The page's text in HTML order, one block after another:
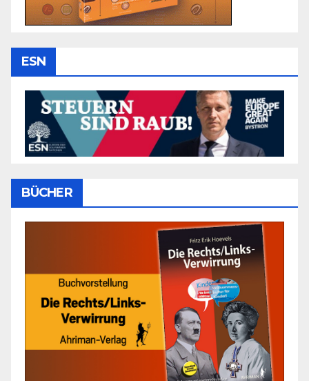
ESN
BÜCHER